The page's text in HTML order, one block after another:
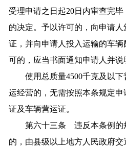
受理申请之日起20日内审查完
的决定。予以许可的，向申请
证，并向申请人投入运输的车
可的，应当书面通知申请人并说
使用总质量4500千克及以下
运经营的，无需按照本条规定
证及车辆营运证。
第六十三条 违反本条例的
的，由县级以上地方人民政府